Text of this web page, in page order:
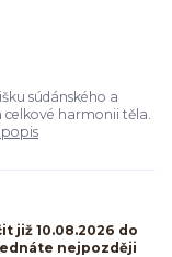
súdánského a
harmonii těla.
popis
již 10.08.2026 do
nejpozději